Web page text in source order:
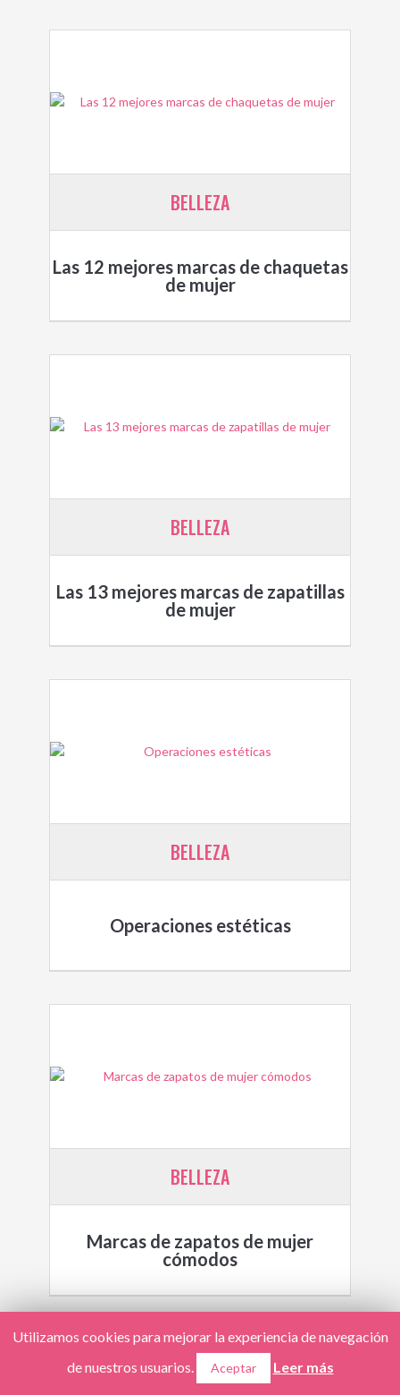
BELLEZA
Las 12 mejores marcas de chaquetas
de mujer
BELLEZA
Las 13 mejores marcas de zapatillas
de mujer
BELLEZA
Operaciones estéticas
BELLEZA
Marcas de zapatos de mujer
cómodos
Utilizamos cookies para mejorar la experiencia de navegación
de nuestros usuarios.
Aceptar Leer más